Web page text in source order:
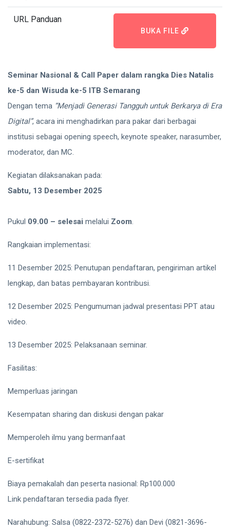
URL Panduan
BUKA FILE
Seminar Nasional & Call Paper dalam rangka Dies Natalis
ke-5 dan Wisuda ke-5 ITB Semarang
Dengan tema “Menjadi Generasi Tangguh untuk Berkarya di Era
Digital”, acara ini menghadirkan para pakar dari berbagai
institusi sebagai opening speech, keynote speaker, narasumber,
moderator, dan MC.
Kegiatan dilaksanakan pada:
Sabtu, 13 Desember 2025
Pukul 09.00 – selesai melalui Zoom.
Rangkaian implementasi:
11 Desember 2025: Penutupan pendaftaran, pengiriman artikel
lengkap, dan batas pembayaran kontribusi.
12 Desember 2025: Pengumuman jadwal presentasi PPT atau
video.
13 Desember 2025: Pelaksanaan seminar.
Fasilitas:
Memperluas jaringan
Kesempatan sharing dan diskusi dengan pakar
Memperoleh ilmu yang bermanfaat
E-sertifikat
Biaya pemakalah dan peserta nasional: Rp100.000
Link pendaftaran tersedia pada flyer.
Narahubung: Salsa (0822-2372-5276) dan Devi (0821-3696-